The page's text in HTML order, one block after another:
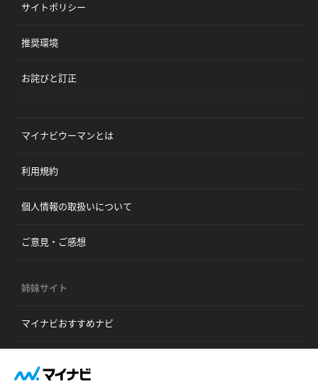
サイトポリシー
推奨環境
お詫びと訂正
マイナビウーマンとは
利用規約
個人情報の取扱いについて
ご意見・ご感想
姉妹サイト
マイナビおすすめナビ